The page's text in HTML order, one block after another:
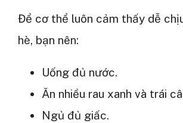
Để cơ thể luôn cảm thấy dễ
hè, bạn nên:
Uống đủ nước.
Ăn nhiều rau xanh và trái
Ngủ đủ giấc.